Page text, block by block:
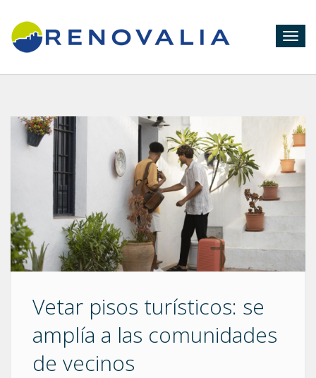
Vetar pisos turísticos: se
amplía a las comunidades
de vecinos